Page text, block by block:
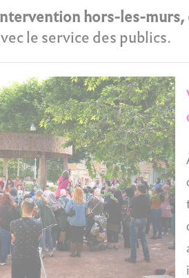
hors-les-
le service des publics.